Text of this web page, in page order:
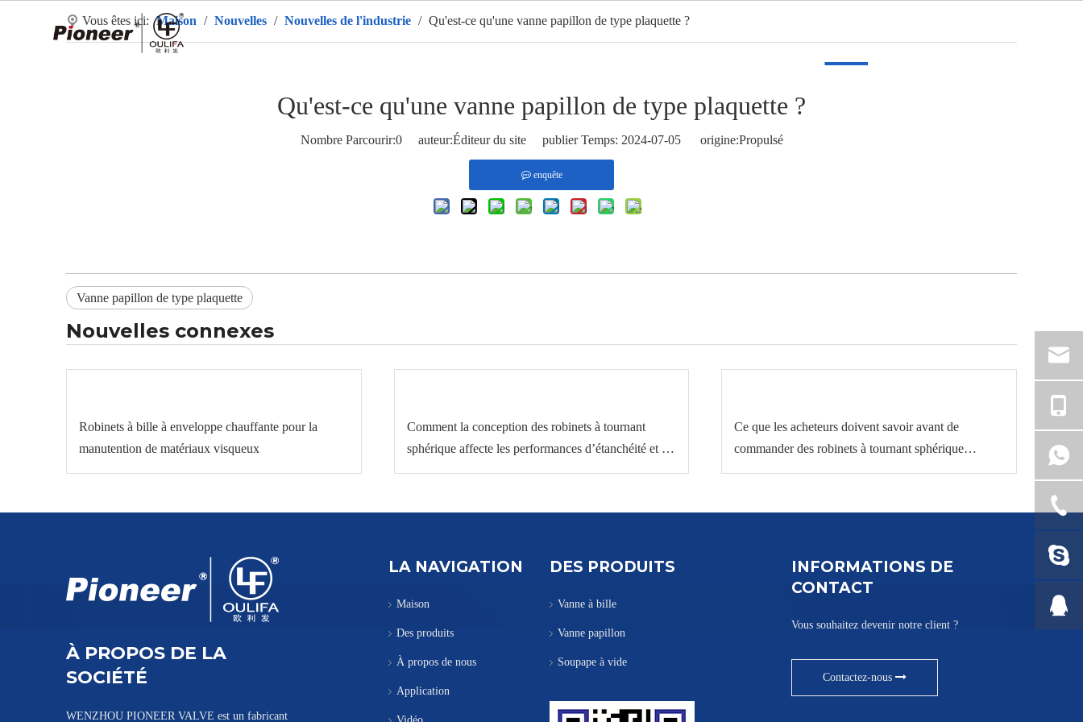
Vous êtes ici: Maison / Nouvelles / Nouvelles de l'industrie / Qu'est-ce qu'une vanne papillon de type plaquette ?
Qu'est-ce qu'une vanne papillon de type plaquette ?
Nombre Parcourir:0auteur:Éditeur du site publier Temps: 2024-07-05 origine:Propulsé
enquête
Vanne papillon de type plaquette
Nouvelles connexes
Robinets à bille à enveloppe chauffante pour la
manutention de matériaux visqueux
Comment la conception des robinets à tournant
sphérique affecte les performances d’étanchéité et de
débit
Ce que les acheteurs doivent savoir avant de
commander des robinets à tournant sphérique
industriels
À PROPOS DE LA
SOCIÉTÉ
WENZHOU PIONEER VALVE est un fabricant
LA NAVIGATION
Maison
Des produits
À propos de nous
Application
DES PRODUITS
Vanne à bille
Vanne papillon
Soupape à vide
INFORMATIONS DE
CONTACT
Vous souhaitez devenir notre client ?
Contactez-nous